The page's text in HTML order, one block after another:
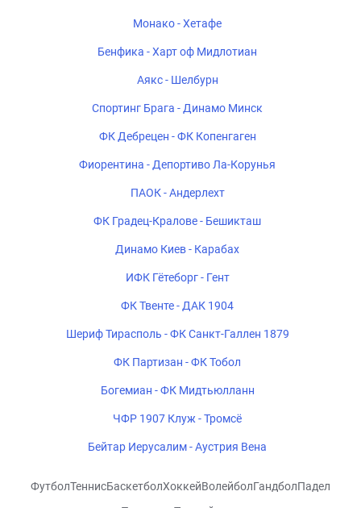
Монако - Хетафе
Бенфика - Харт оф Мидлотиан
Аякс - Шелбурн
Спортинг Брага - Динамо Минск
ФК Дебрецен - ФК Копенгаген
Фиорентина - Депортиво Ла-Корунья
ПАОК - Андерлехт
ФК Градец-Кралове - Бешикташ
Динамо Киев - Карабах
ИФК Гётеборг - Гент
ФК Твенте - ДАК 1904
Шериф Тирасполь - ФК Санкт-Галлен 1879
ФК Партизан - ФК Тобол
Богемиан - ФК Мидтьюлланн
ЧФР 1907 Клуж - Тромсё
Бейтар Иерусалим - Аустрия Вена
ФутболТеннисБаскетболХоккейВолейболГандболПадел